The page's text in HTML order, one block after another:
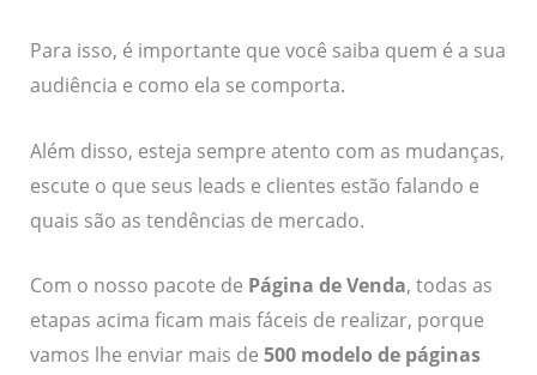
Para isso, é importante que você saiba quem é a sua
audiência e como ela se comporta.
Além disso, esteja sempre atento com as mudanças,
escute o que seus leads e clientes estão falando e
quais são as tendências de mercado.
Com o nosso pacote de Página de Venda, todas as
etapas acima ficam mais fáceis de realizar, porque
vamos lhe enviar mais de 500 modelo de páginas